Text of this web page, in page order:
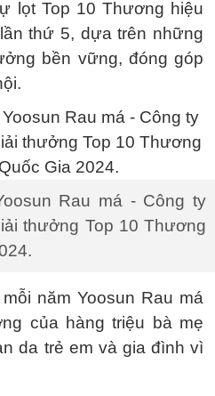
lọt Top 10 Thương hiệu
thứ 5, dựa trên những
bền vững, đóng góp
Rau má - Công ty
thưởng Top 10 Thương
năm Yoosun Rau má
của hàng triệu bà mẹ
da trẻ em và gia đình vì